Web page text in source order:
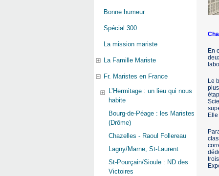
En
Le
Bonne humeur
Spécial 300
La mission mariste
La Famille Mariste
Fr. Maristes en France
L’Hermitage : un lieu qui nous
habite
Bourg-de-Péage : les Maristes
(Drôme)
Chazelles - Raoul Follereau
Lagny/Marne, St-Laurent
St-Pourçain/Sioule : ND des
Victoires